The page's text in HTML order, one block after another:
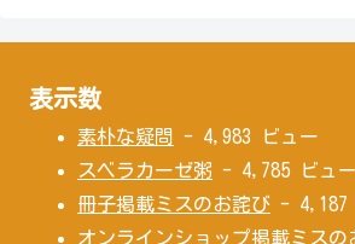
表示数
素朴な疑問 - 4,983 ビュー
スベラカーゼ粥 - 4,785 ビュー
冊子掲載ミスのお詫び - 4,187
オンラインショップ掲載ミスの